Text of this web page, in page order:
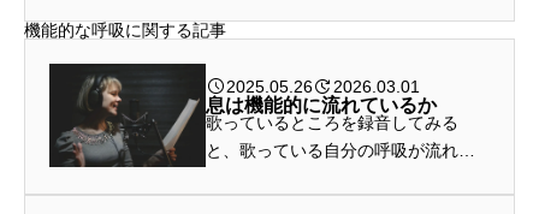
機能的な呼吸に関する記事
2025.05.26 2026.03.01
息は機能的に流れているか
歌っているところを録音してみる
と、歌っている自分の呼吸が流れて